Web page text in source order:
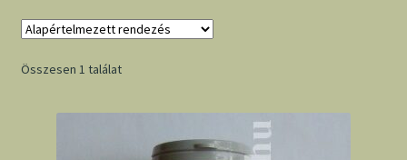
Összesen 1 találat